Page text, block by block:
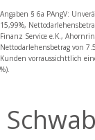
Angaben § 6a PAngV:
15,99%,
Finanz Service e.K.,
Nettodarlehensbetrag von
Kunden vorraussichttlich
%).